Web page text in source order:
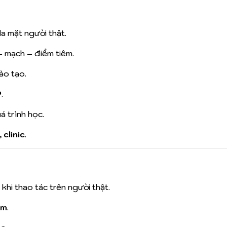
mặt người thật.
mạch – điểm tiêm.
tạo.
.
trình học.
clinic.
thao tác trên người thật.
.